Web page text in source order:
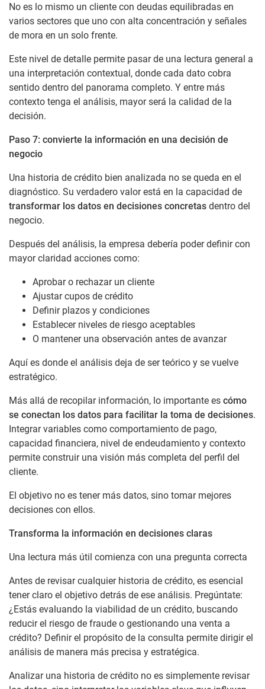
No es lo mismo un cliente con deudas equilibradas en
varios sectores que uno con alta concentración y señales
de mora en un solo frente.
Este nivel de detalle permite pasar de una lectura general a
una interpretación contextual, donde cada dato cobra
sentido dentro del panorama completo. Y entre más
contexto tenga el análisis, mayor será la calidad de la
decisión.
Paso 7: convierte la información en una decisión de
negocio
Una historia de crédito bien analizada no se queda en el
diagnóstico. Su verdadero valor está en la capacidad de
transformar los datos en decisiones concretas dentro del
negocio.
Después del análisis, la empresa debería poder definir con
mayor claridad acciones como:
Aprobar o rechazar un cliente
Ajustar cupos de crédito
Definir plazos y condiciones
Establecer niveles de riesgo aceptables
O mantener una observación antes de avanzar
Aquí es donde el análisis deja de ser teórico y se vuelve
estratégico.
Más allá de recopilar información, lo importante es cómo
se conectan los datos para facilitar la toma de decisiones.
Integrar variables como comportamiento de pago,
capacidad financiera, nivel de endeudamiento y contexto
permite construir una visión más completa del perfil del
cliente.
El objetivo no es tener más datos, sino tomar mejores
decisiones con ellos.
Transforma la información en decisiones claras
Una lectura más útil comienza con una pregunta correcta
Antes de revisar cualquier historia de crédito, es esencial
tener claro el objetivo detrás de ese análisis. Pregúntate:
¿Estás evaluando la viabilidad de un crédito, buscando
reducir el riesgo de fraude o gestionando una venta a
crédito? Definir el propósito de la consulta permite dirigir el
análisis de manera más precisa y estratégica.
Analizar una historia de crédito no es simplemente revisar